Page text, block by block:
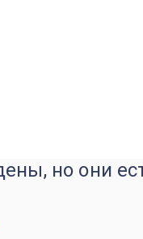
но они